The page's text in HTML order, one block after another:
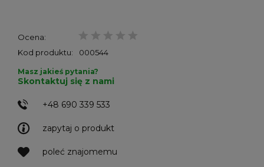
Ocena:
Kod produktu:
000544
zapytaj o produkt
poleć znajomemu
Masz jakieś pytania?
Skontaktuj się z nami
+48 690 339 533